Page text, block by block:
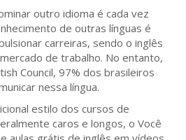
outro idioma é cada vez
de outras línguas é
carreiras, sendo o inglês
de trabalho. No entanto,
Council, 97% dos brasileiros
nessa língua.
estilo dos cursos de
caros e longos, o Você